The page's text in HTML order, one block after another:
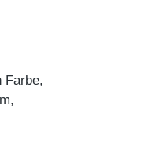
Farbe,